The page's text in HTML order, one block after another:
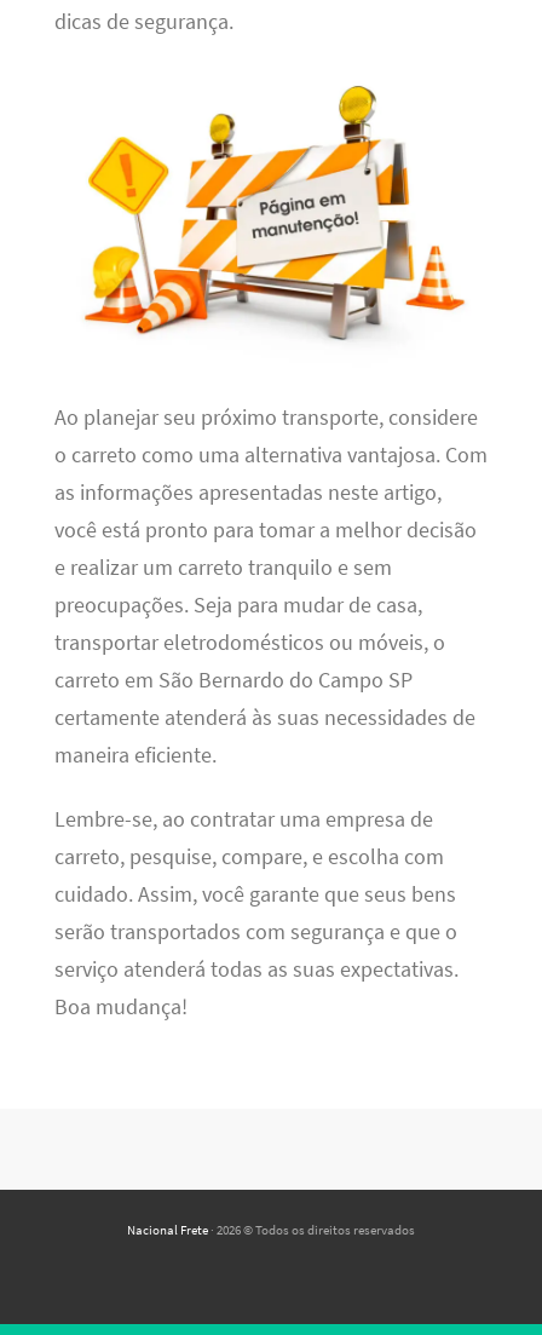
dicas de segurança.
Ao planejar seu próximo transporte, considere
o carreto como uma alternativa vantajosa. Com
as informações apresentadas neste artigo,
você está pronto para tomar a melhor decisão
e realizar um carreto tranquilo e sem
preocupações. Seja para mudar de casa,
transportar eletrodomésticos ou móveis, o
carreto em São Bernardo do Campo SP
certamente atenderá às suas necessidades de
maneira eficiente.
Lembre-se, ao contratar uma empresa de
carreto, pesquise, compare, e escolha com
cuidado. Assim, você garante que seus bens
serão transportados com segurança e que o
serviço atenderá todas as suas expectativas.
Boa mudança!
Nacional Frete · 2026 © Todos os direitos reservados